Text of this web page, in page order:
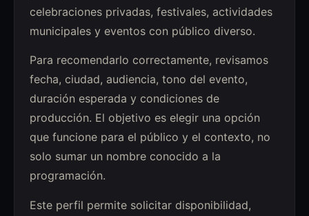
celebraciones privadas, festivales, actividades
municipales y eventos con público diverso.
Para recomendarlo correctamente, revisamos
fecha, ciudad, audiencia, tono del evento,
duración esperada y condiciones de
producción. El objetivo es elegir una opción
que funcione para el público y el contexto, no
solo sumar un nombre conocido a la
programación.
Este perfil permite solicitar disponibilidad,